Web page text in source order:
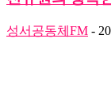
성서공동체FM -